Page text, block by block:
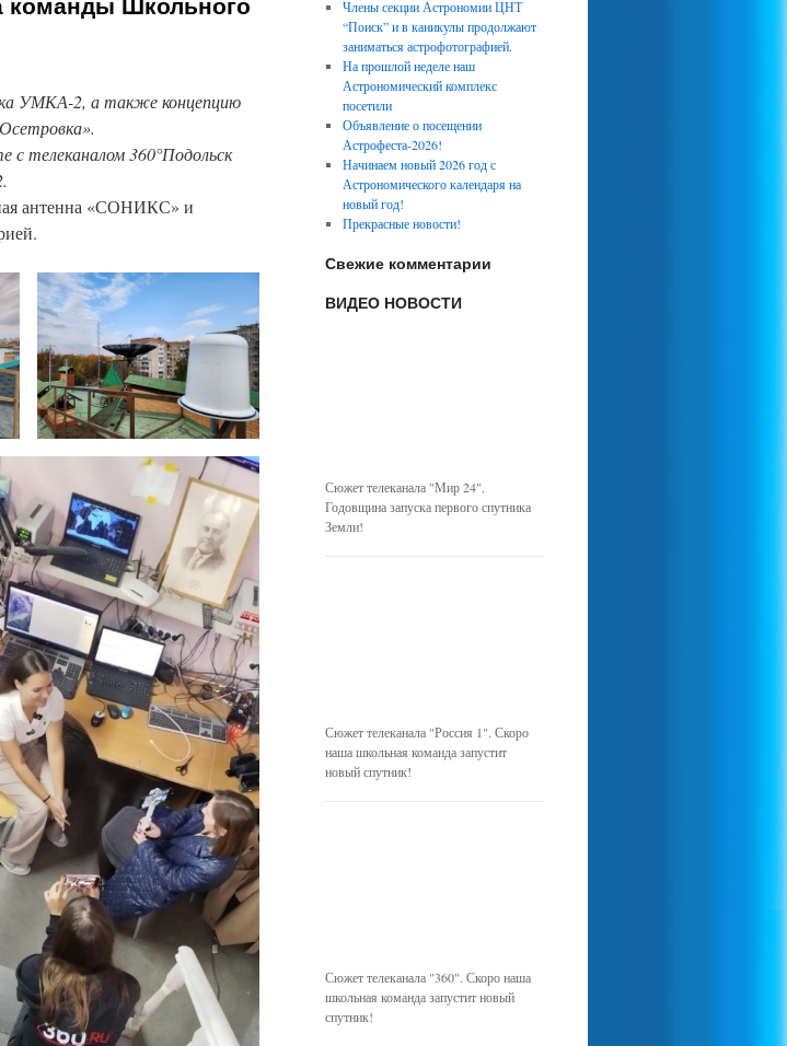
УМКА-2, а также концепцию
телеканалом 360°Подольск
антенна «СОНИКС» и
Члены секции Астрономии ЦНТ
“Поиск” и в каникулы продолжают
заниматься астрофотографией.
На прошлой неделе наш
Астрономический комплекс
посетили
Объявление о посещении
Астрофеста-2026!
Начинаем новый 2026 год с
Астрономического календаря на
новый год!
Прекрасные новости!
Свежие комментарии
ВИДЕО НОВОСТИ
Сюжет телеканала "Мир 24".
Годовщина запуска первого спутника
Земли!
Сюжет телеканала "Россия 1". Скоро
наша школьная команда запустит
новый спутник!
Сюжет телеканала "360". Скоро наша
школьная команда запустит новый
спутник!